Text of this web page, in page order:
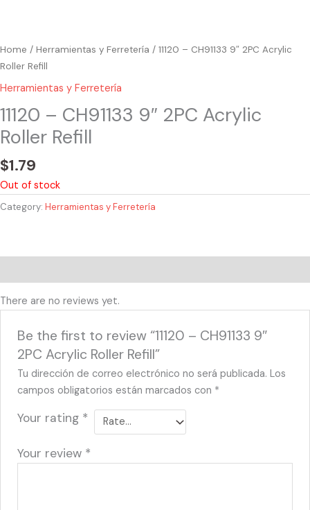
Home / Herramientas y Ferretería / 11120 – CH91133 9″ 2PC Acrylic
Roller Refill
Herramientas y Ferretería
11120 – CH91133 9″ 2PC Acrylic
Roller Refill
$1.79
Out of stock
Category: Herramientas y Ferretería
There are no reviews yet.
Be the first to review “11120 – CH91133 9″
2PC Acrylic Roller Refill”
Tu dirección de correo electrónico no será publicada. Los
campos obligatorios están marcados con *
Your rating *
Your review *